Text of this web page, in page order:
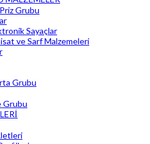
Grubu
Sayaçlar
ve Sarf Malzemeleri
Grubu
Grubu